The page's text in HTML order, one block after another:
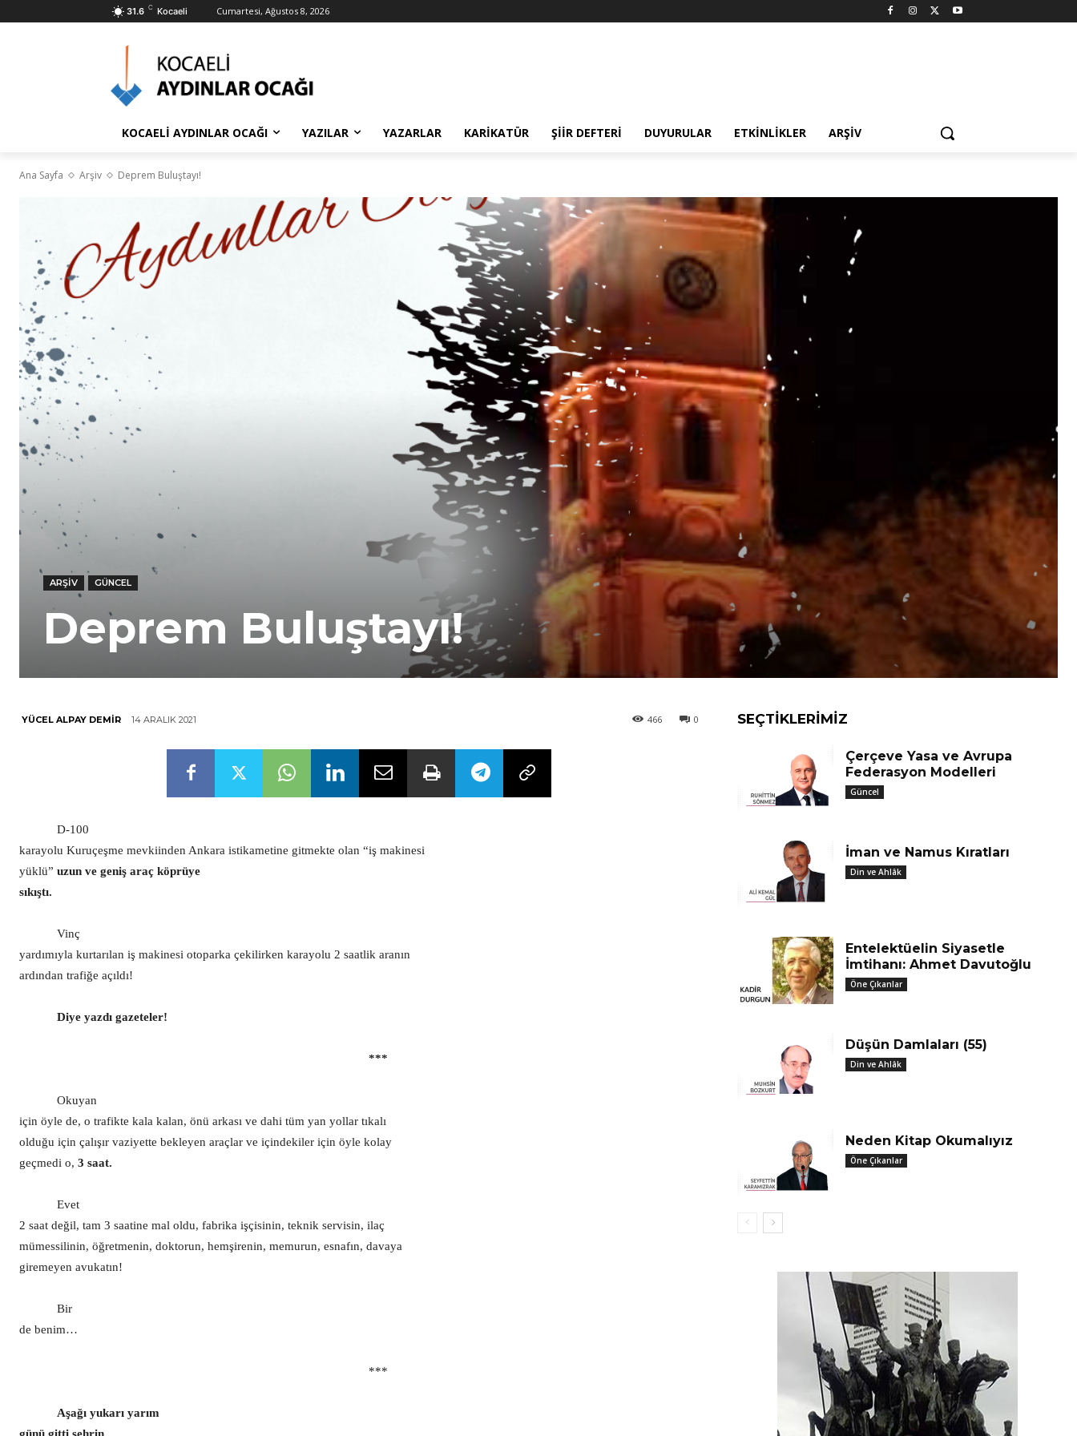
31.6 C Kocaeli Cumartesi, Ağustos 8, 2026
KOCAELİ AYDINLAR OCAĞI YAZILAR YAZARLAR KARIKATÜR ŞIIR DEFTERI DUYURULAR ETKINLIKLER ARŞIV
Ana Sayfa Arşiv Deprem Buluştayı!
ARŞIV GÜNCEL
Deprem Buluştayı!
YÜCEL ALPAY DEMIR 14 ARALIK 2021 0
466
D-100
karayolu Kuruçeşme mevkiinden Ankara istikametine gitmekte olan “iş makinesi
yüklü” uzun ve geniş araç köprüye
sıkıştı.
Vinç
yardımıyla kurtarılan iş makinesi otoparka çekilirken karayolu 2 saatlik aranın
ardından trafiğe açıldı!
Diye yazdı gazeteler!
***
Okuyan
için öyle de, o trafikte kala kalan, önü arkası ve dahi tüm yan yollar tıkalı
olduğu için çalışır vaziyette bekleyen araçlar ve içindekiler için öyle kolay
geçmedi o, 3 saat.
Evet
2 saat değil, tam 3 saatine mal oldu, fabrika işçisinin, teknik servisin, ilaç
mümessilinin, öğretmenin, doktorun, hemşirenin, memurun, esnafın, davaya
giremeyen avukatın!
Bir
de benim…
***
Aşağı yukarı yarım
günü gitti şehrin.
SEÇTIKLERIMIZ
Çerçeve Yasa ve Avrupa
Federasyon Modelleri
Güncel
İman ve Namus Kıratları
Din ve Ahlâk
Entelektüelin Siyasetle
İmtihanı: Ahmet Davutoğlu
Öne Çıkanlar
Düşün Damlaları (55)
Din ve Ahlâk
Neden Kitap Okumalıyız
Öne Çıkanlar